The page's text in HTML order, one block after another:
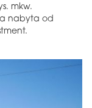
mkw.
nabyta od